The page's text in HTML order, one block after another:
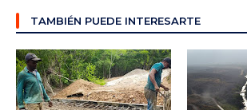
TAMBIÉN PUEDE INTERESARTE